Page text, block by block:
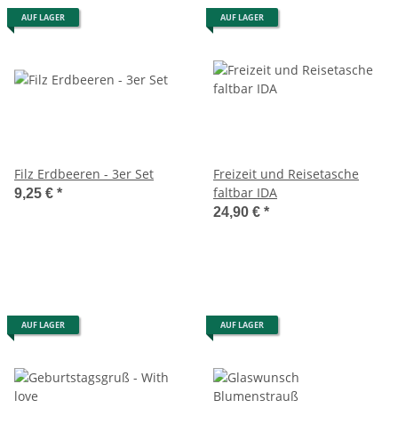
AUF LAGER
Filz Erdbeeren - 3er Set
9,25 € *
AUF LAGER
Freizeit und Reisetasche
faltbar IDA
24,90 € *
AUF LAGER AUF LAGER